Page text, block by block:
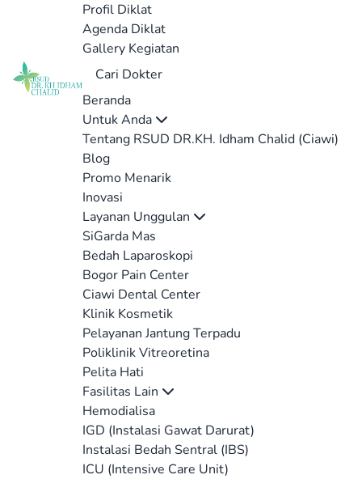
Profil Diklat
Agenda Diklat
Gallery Kegiatan
Cari Dokter
Beranda
Untuk Anda
Tentang RSUD DR.KH. Idham Chalid (Ciawi)
Blog
Promo Menarik
Inovasi
Layanan Unggulan
SiGarda Mas
Bedah Laparoskopi
Bogor Pain Center
Ciawi Dental Center
Klinik Kosmetik
Pelayanan Jantung Terpadu
Poliklinik Vitreoretina
Pelita Hati
Fasilitas Lain
Hemodialisa
IGD (Instalasi Gawat Darurat)
Instalasi Bedah Sentral (IBS)
ICU (Intensive Care Unit)